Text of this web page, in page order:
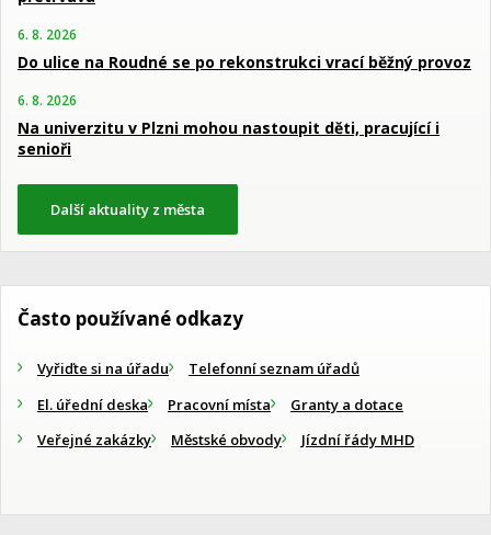
6. 8. 2026
Do ulice na Roudné se po rekonstrukci vrací běžný provoz
6. 8. 2026
Na univerzitu v Plzni mohou nastoupit děti, pracující i
senioři
Další aktuality z města
Často používané odkazy
Vyřiďte si na úřadu
Telefonní seznam úřadů
El. úřední deska
Pracovní místa
Granty a dotace
Veřejné zakázky
Městské obvody Jízdní řády MHD